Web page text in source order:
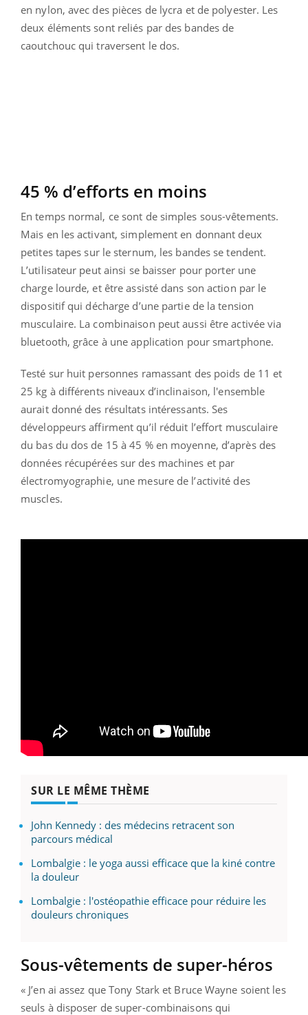
en nylon, avec des pièces de lycra et de polyester. Les
deux éléments sont reliés par des bandes de
caoutchouc qui traversent le dos.
45 % d’efforts en moins
En temps normal, ce sont de simples sous-vêtements.
Mais en les activant, simplement en donnant deux
petites tapes sur le sternum, les bandes se tendent.
L’utilisateur peut ainsi se baisser pour porter une
charge lourde, et être assisté dans son action par le
dispositif qui décharge d’une partie de la tension
musculaire. La combinaison peut aussi être activée via
bluetooth, grâce à une application pour smartphone.
Testé sur huit personnes ramassant des poids de 11 et
25 kg à différents niveaux d’inclinaison, l'ensemble
aurait donné des résultats intéressants. Ses
développeurs affirment qu’il réduit l’effort musculaire
du bas du dos de 15 à 45 % en moyenne, d’après des
données récupérées sur des machines et par
électromyographie, une mesure de l’activité des
muscles.
SUR LE MÊME THÈME
John Kennedy : des médecins retracent son
parcours médical
Lombalgie : le yoga aussi efficace que la kiné contre
la douleur
Lombalgie : l'ostéopathie efficace pour réduire les
douleurs chroniques
Sous-vêtements de super-héros
« J’en ai assez que Tony Stark et Bruce Wayne soient les
seuls à disposer de super-combinaisons qui